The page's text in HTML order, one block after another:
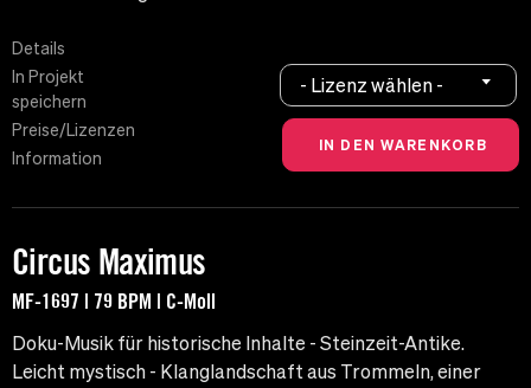
Details
In Projekt
speichern
Preise/Lizenzen
Information
- Lizenz wählen -
Circus Maximus
MF-1697 | 79 BPM | C-Moll
Doku-Musik für historische Inhalte - Steinzeit-Antike.
Leicht mystisch - Klanglandschaft aus Trommeln, einer